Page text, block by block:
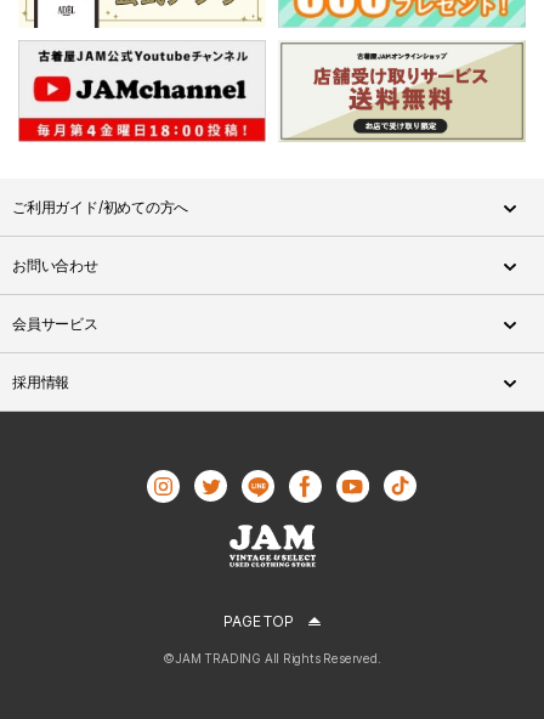
ご利用ガイド/初めての方へ
お問い合わせ
会員サービス
採用情報
PAGE TOP
©JAM TRADING All Rights Reserved.